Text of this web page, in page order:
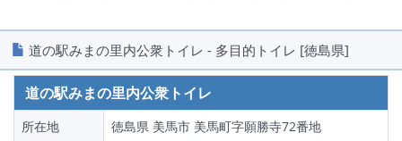
道の駅みまの里内公衆トイレ - 多目的トイレ [徳島県]
道の駅みまの里内公衆トイレ
所在地
徳島県 美馬市 美馬町字願勝寺72番地